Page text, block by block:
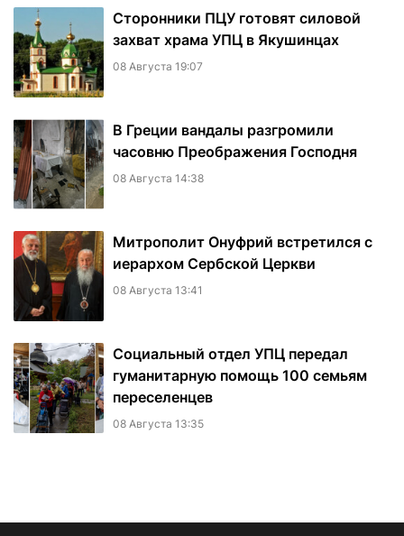
Сторонники ПЦУ готовят силовой
захват храма УПЦ в Якушинцах
08 Августа 19:07
В Греции вандалы разгромили
часовню Преображения Господня
08 Августа 14:38
Митрополит Онуфрий встретился с
иерархом Сербской Церкви
08 Августа 13:41
Социальный отдел УПЦ передал
гуманитарную помощь 100 семьям
переселенцев
08 Августа 13:35